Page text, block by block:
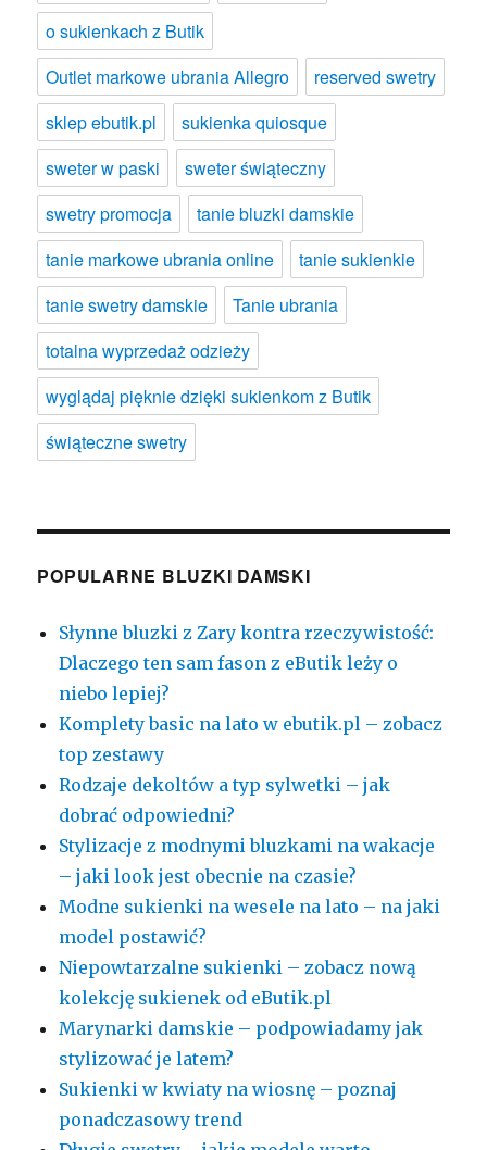
o sukienkach z Butik
Outlet markowe ubrania Allegro
reserved swetry
sklep ebutik.pl
sukienka quiosque
sweter w paski
sweter świąteczny
swetry promocja
tanie bluzki damskie
tanie markowe ubrania online
tanie sukienkie
tanie swetry damskie
Tanie ubrania
totalna wyprzedaż odzieży
wyglądaj pięknie dzięki sukienkom z Butik
świąteczne swetry
POPULARNE BLUZKI DAMSKI
Słynne bluzki z Zary kontra rzeczywistość:
Dlaczego ten sam fason z eButik leży o
niebo lepiej?
Komplety basic na lato w ebutik.pl – zobacz
top zestawy
Rodzaje dekoltów a typ sylwetki – jak
dobrać odpowiedni?
Stylizacje z modnymi bluzkami na wakacje
– jaki look jest obecnie na czasie?
Modne sukienki na wesele na lato – na jaki
model postawić?
Niepowtarzalne sukienki – zobacz nową
kolekcję sukienek od eButik.pl
Marynarki damskie – podpowiadamy jak
stylizować je latem?
Sukienki w kwiaty na wiosnę – poznaj
ponadczasowy trend